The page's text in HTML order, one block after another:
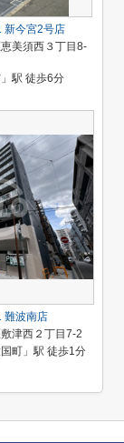
新今宮2号店
美須西３丁目8-
駅 徒歩6分
難波南店
津西２丁目7-2
町」駅 徒歩1分